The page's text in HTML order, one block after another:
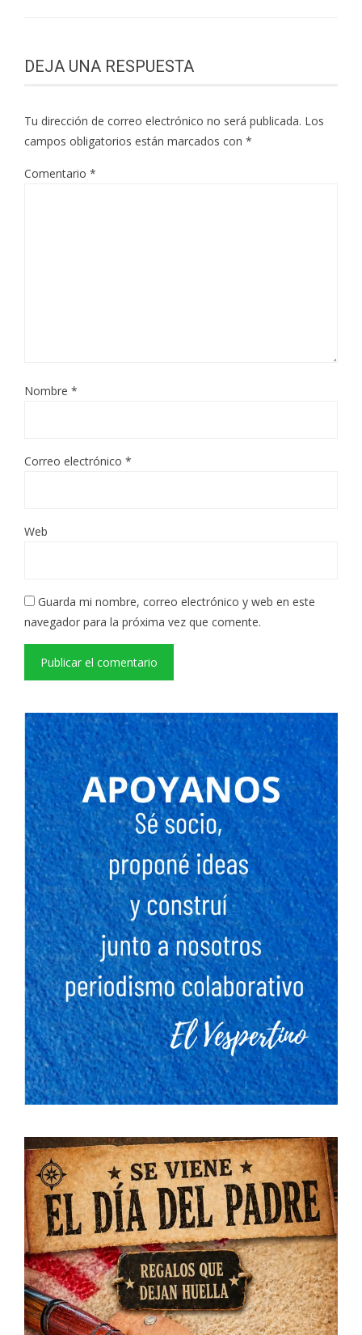
DEJA UNA RESPUESTA
Tu dirección de correo electrónico no será publicada. Los
campos obligatorios están marcados con *
Comentario *
Nombre *
Correo electrónico *
Web
Guarda mi nombre, correo electrónico y web en este
navegador para la próxima vez que comente.